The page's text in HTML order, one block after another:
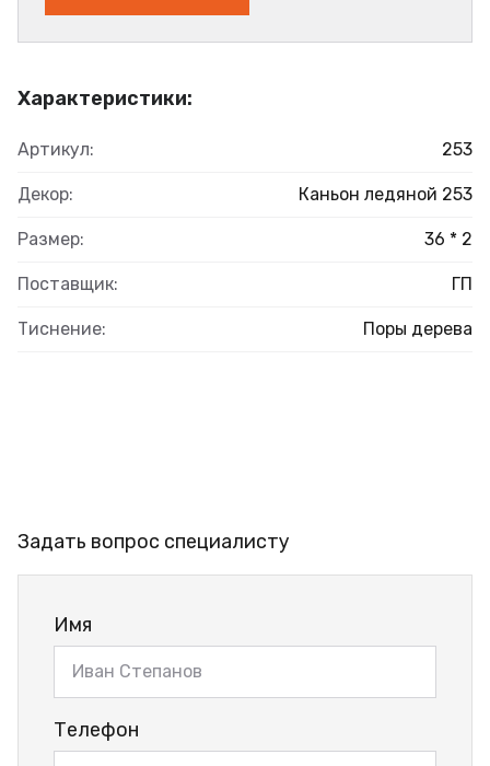
Характеристики:
Артикул: 253
Декор: Каньон ледяной 253
Размер: 36 * 2
Поставщик: ГП
Тиснение: Поры дерева
Задать вопрос специалисту
Имя
Телефон